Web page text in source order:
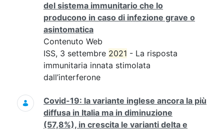
del sistema immunitario che lo
producono in caso di infezione grave o
asintomatica
Contenuto Web
ISS, 3 settembre 2021 - La risposta
immunitaria innata stimolata
dall’interferone
Covid-19: la variante inglese ancora la più
diffusa in Italia ma in diminuzione
(57,8%), in crescita le varianti delta e